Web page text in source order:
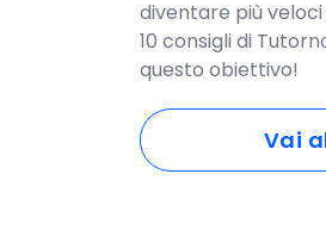
diventare più
10 consigli di
questo obiettivo!
Vai